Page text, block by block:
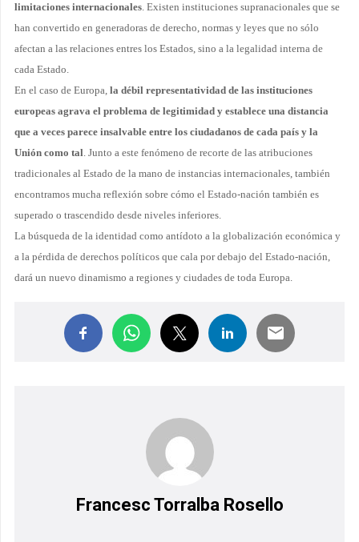
limitaciones internacionales. Existen instituciones supranacionales que se
han convertido en generadoras de derecho, normas y leyes que no sólo
afectan a las relaciones entres los Estados, sino a la legalidad interna de
cada Estado.
En el caso de Europa, la débil representatividad de las instituciones
europeas agrava el problema de legitimidad y establece una distancia
que a veces parece insalvable entre los ciudadanos de cada país y la
Unión como tal. Junto a este fenómeno de recorte de las atribuciones
tradicionales al Estado de la mano de instancias internacionales, también
encontramos mucha reflexión sobre cómo el Estado-nación también es
superado o trascendido desde niveles inferiores.
La búsqueda de la identidad como antídoto a la globalización económica y
a la pérdida de derechos políticos que cala por debajo del Estado-nación,
dará un nuevo dinamismo a regiones y ciudades de toda Europa.
Francesc Torralba Rosello